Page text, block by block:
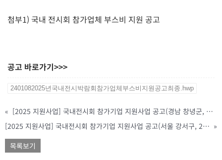
첨부1) 국내 전시회 참가업체 부스비 지원 공고
공고 바로가기>>>
2401082025년국내전시박람회참가업체부스비지원공고최종.hwp
«
[2025 지원사업] 국내전시회 참가기업 지원사업 공고(경남 창녕군, 예산 소진 시 까지)
[2025 지원사업] 국내전시회 참가기업 지원사업 공고(서울 강서구, 2/3(월) ~ 2/21(금) 까지) »
목록보기